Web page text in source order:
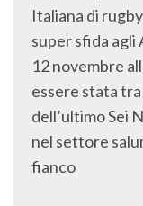
Italiana di
super sfida agli
12 novembre
essere stata
dell’ultimo Sei
nel settore
fianco